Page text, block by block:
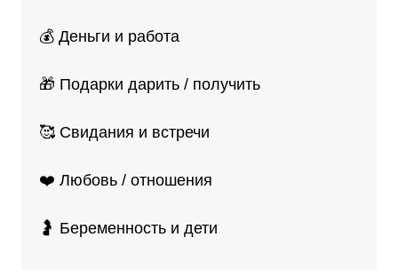
💰 Деньги и работа
🎁 Подарки дарить / получить
🥰 Свидания и встречи
❤️ Любовь / отношения
🤰 Беременность и дети